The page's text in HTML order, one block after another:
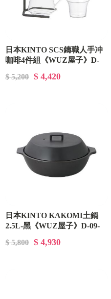
日本KINTO SCS鑄職人手冲
咖啡4件組《WUZ屋子》D-
$ 5,200
$ 4,420
日本KINTO KAKOMI土鍋
2.5L-黑《WUZ屋子》D-09-
$ 5,800
$ 4,930